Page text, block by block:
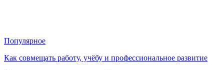
Популярное
Как совмещать работу, учёбу и профессиональное развитие